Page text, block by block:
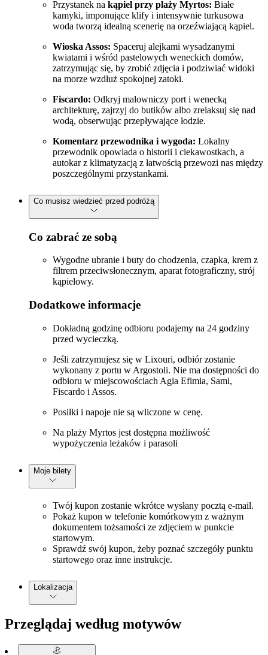
Przystanek na kąpiel przy plaży Myrtos: Białe
kamyki, imponujące klify i intensywnie turkusowa
woda tworzą idealną scenerię na orzeźwiającą kąpiel.
Wioska Assos: Spaceruj alejkami wysadzanymi
kwiatami i wśród pastelowych weneckich domów,
zatrzymując się, by zrobić zdjęcia i podziwiać widoki
na morze wzdłuż spokojnej zatoki.
Fiscardo: Odkryj malowniczy port i wenecką
architekturę, zajrzyj do butików albo zrelaksuj się nad
wodą, obserwując przepływające łodzie.
Komentarz przewodnika i wygoda: Lokalny
przewodnik opowiada o historii i ciekawostkach, a
autokar z klimatyzacją z łatwością przewozi nas między
poszczególnymi przystankami.
Co musisz wiedzieć przed podróżą
Co zabrać ze sobą
Wygodne ubranie i buty do chodzenia, czapka, krem z
filtrem przeciwsłonecznym, aparat fotograficzny, strój
kąpielowy.
Dodatkowe informacje
Dokładną godzinę odbioru podajemy na 24 godziny
przed wycieczką.
Jeśli zatrzymujesz się w Lixouri, odbiór zostanie
wykonany z portu w Argostoli. Nie ma dostępności do
odbioru w miejscowościach Agia Efimia, Sami,
Fiscardo i Assos.
Posiłki i napoje nie są wliczone w cenę.
Na plaży Myrtos jest dostępna możliwość
wypożyczenia leżaków i parasoli
Moje bilety
Twój kupon zostanie wkrótce wysłany pocztą e-mail.
Pokaż kupon w telefonie komórkowym z ważnym
dokumentem tożsamości ze zdjęciem w punkcie
startowym.
Sprawdź swój kupon, żeby poznać szczegóły punktu
startowego oraz inne instrukcje.
Lokalizacja
Przeglądaj według motywów